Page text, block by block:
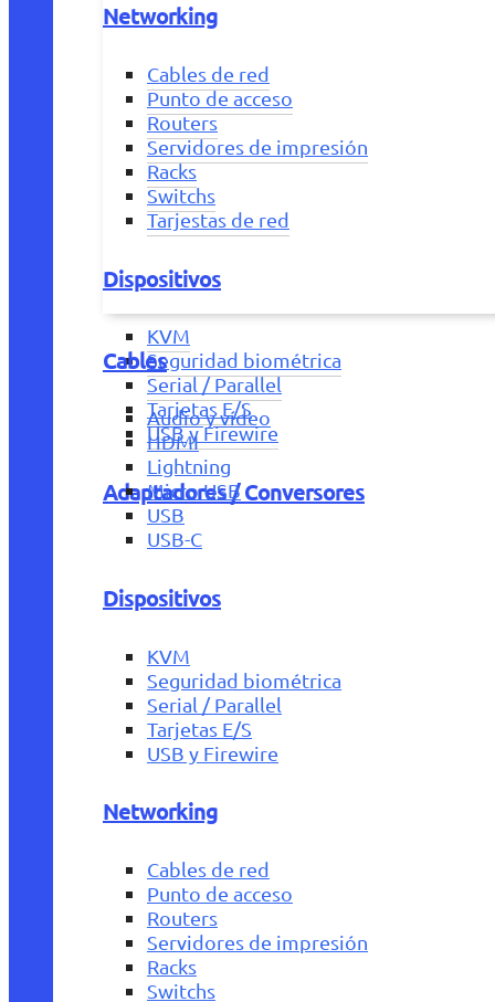
Networking
Cables de red
Punto de acceso
Routers
Servidores de impresión
Racks
Switchs
Tarjestas de red
Dispositivos
KVM
Seguridad biométrica
Serial / Parallel
Tarjetas E/S
USB y Firewire
Adaptadores / Conversores
Cables
Audio y vídeo
HDMI
Lightning
Micro USB
USB
USB-C
Dispositivos
KVM
Seguridad biométrica
Serial / Parallel
Tarjetas E/S
USB y Firewire
Networking
Cables de red
Punto de acceso
Routers
Servidores de impresión
Racks
Switchs